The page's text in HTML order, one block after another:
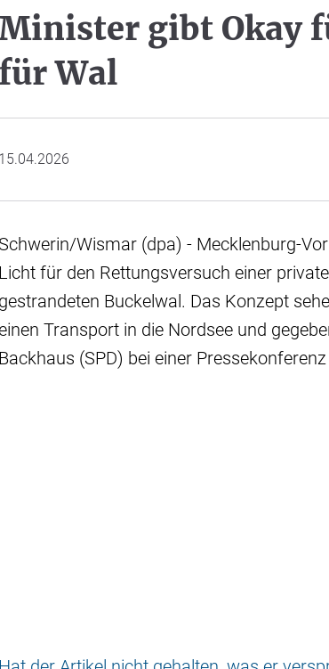
gibt Okay
für Wal
15.04.2026
Schwerin/Wismar (dpa) - Mecklenburg-
Licht für den Rettungsversuch einer
gestrandeten Buckelwal. Das Konzept
Transport in die Nordsee und
Backhaus (SPD) bei einer